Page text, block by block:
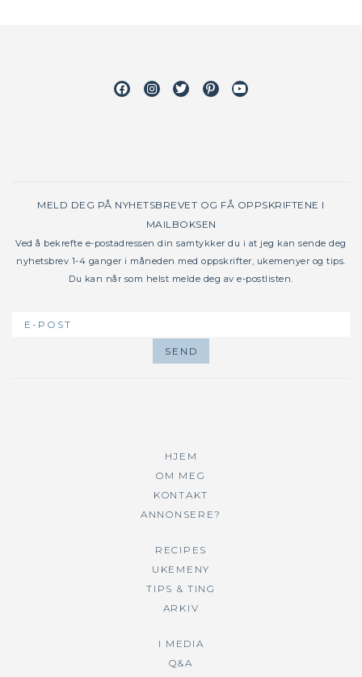
FacebookInstagram
TwitterPinterestYoutube
MELD DEG PÅ NYHETSBREVET OG FÅ OPPSKRIFTENE I
MAILBOKSEN
Ved å bekrefte e-postadressen din samtykker du i at jeg kan sende deg
nyhetsbrev 1-4 ganger i måneden med oppskrifter, ukemenyer og tips.
Du kan når som helst melde deg av e-postlisten.
HJEM
OM MEG
KONTAKT
ANNONSERE?
RECIPES
UKEMENY
TIPS & TING
ARKIV
I MEDIA
Q&A